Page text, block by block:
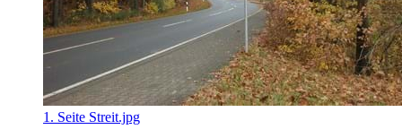
1. Seite Streit.jpg